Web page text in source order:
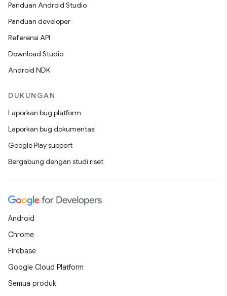
Panduan Android Studio
Panduan developer
Referensi API
Download Studio
Android NDK
DUKUNGAN
Laporkan bug platform
Laporkan bug dokumentasi
Google Play support
Bergabung dengan studi riset
Android
Chrome
Firebase
Google Cloud Platform
Semua produk